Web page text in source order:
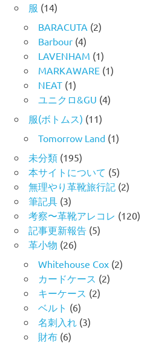
服 (14)
BARACUTA (2)
Barbour (4)
LAVENHAM (1)
MARKAWARE (1)
NEAT (1)
ユニクロ&GU (4)
服(ボトムス) (11)
Tomorrow Land (1)
未分類 (195)
本サイトについて (5)
無理やり革靴旅行記 (2)
筆記具 (3)
考察〜革靴アレコレ (120)
記事更新報告 (5)
革小物 (26)
Whitehouse Cox (2)
カードケース (2)
キーケース (2)
ベルト (6)
名刺入れ (3)
財布 (6)